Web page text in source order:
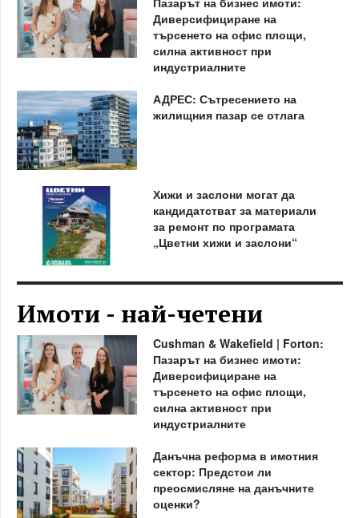
Диверсифициране на
търсенето на офис площи,
силна активност при
индустриалните
АДРЕС: Сътресението на
жилищния пазар се отлага
Хижи и заслони могат да
кандидатстват за материали
за ремонт по програмата
„Цветни хижи и заслони“
Имоти - най-четени
Cushman & Wakefield | Forton:
Пазарът на бизнес имоти:
Диверсифициране на
търсенето на офис площи,
силна активност при
индустриалните
Данъчна реформа в имотния
сектор: Предстои ли
преосмисляне на данъчните
оценки?